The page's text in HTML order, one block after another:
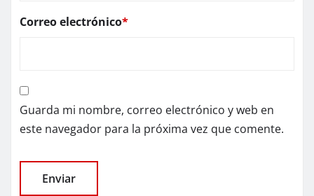
Correo electrónico*
Guarda mi nombre, correo electrónico y web en
este navegador para la próxima vez que comente.